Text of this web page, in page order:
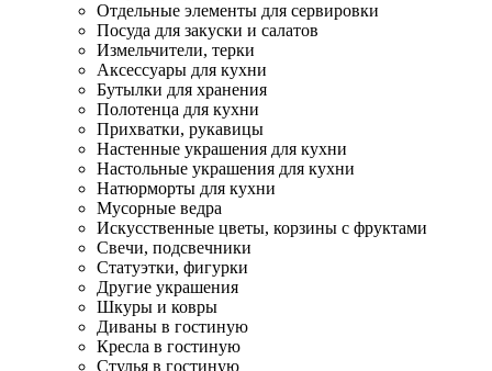
Отдельные элементы для сервировки
Посуда для закуски и салатов
Измельчители, терки
Аксессуары для кухни
Бутылки для хранения
Полотенца для кухни
Прихватки, рукавицы
Настенные украшения для кухни
Настольные украшения для кухни
Натюрморты для кухни
Мусорные ведра
Искусственные цветы, корзины с фруктами
Свечи, подсвечники
Статуэтки, фигурки
Другие украшения
Шкуры и ковры
Диваны в гостиную
Кресла в гостиную
Стулья в гостиную